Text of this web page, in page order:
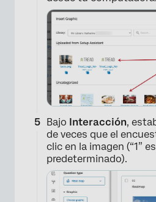
Bajo Interacción,
de veces que el
clic en la imagen (“1”
predeterminado).